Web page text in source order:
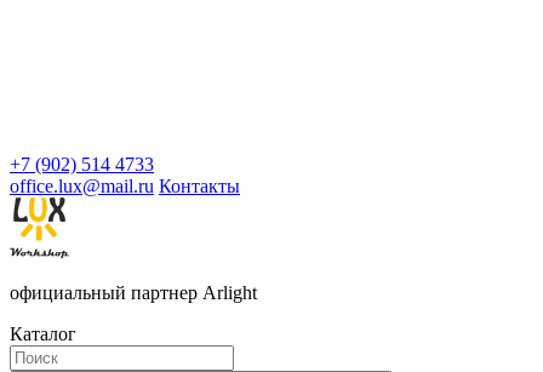
+7 (902) 514 4733
office.lux@mail.ru Контакты
официальный партнер Arlight
Каталог